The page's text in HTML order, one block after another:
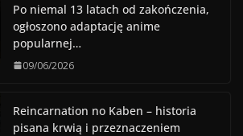
Po niemal 13 latach od zakończenia,
ogłoszono adaptację anime
popularnej…
09/06/2026
Reincarnation no Kaben – historia
pisana krwią i przeznaczeniem